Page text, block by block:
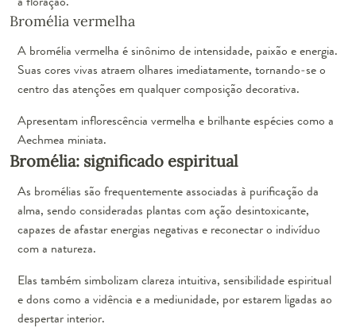
Bromélia vermelha
A bromélia vermelha é sinônimo de intensidade, paixão e energia.
Suas cores vivas atraem olhares imediatamente, tornando-se o
centro das atenções em qualquer composição decorativa.
Apresentam inflorescência vermelha e brilhante espécies como a
Aechmea miniata.
Bromélia: significado espiritual
As bromélias são frequentemente associadas à purificação da
alma, sendo consideradas plantas com ação desintoxicante,
capazes de afastar energias negativas e reconectar o indivíduo
com a natureza.
Elas também simbolizam clareza intuitiva, sensibilidade espiritual
e dons como a vidência e a mediunidade, por estarem ligadas ao
despertar interior.